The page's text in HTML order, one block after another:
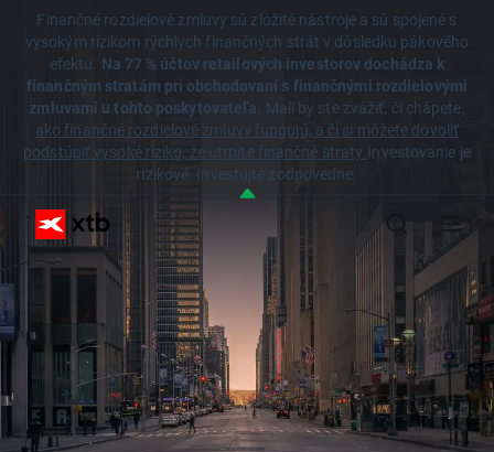
Finančné rozdielové zmluvy sú zložité nástroje a sú spojené s
vysokým rizikom rýchlych finančných strát v dôsledku pákového
efektu. Na 77 % účtov retailových investorov dochádza k
finančným stratám pri obchodovaní s finančnými rozdielovými
zmluvami u tohto poskytovateľa. Mali by ste zvážiť, či chápete,
ako finančné rozdielové zmluvy fungujú, a či si môžete dovoliť
podstúpiť vysoké riziko, že utrpíte finančné straty.Investovanie je
rizikové. Investujte zodpovedne.